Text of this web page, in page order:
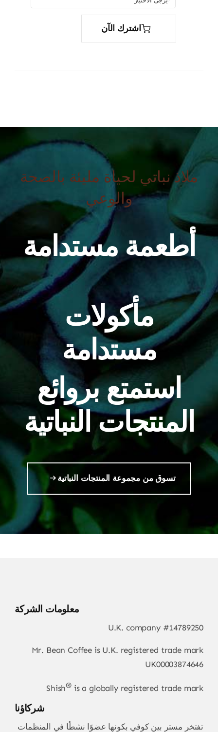
اشترك الآن
ملاذ نباتي لحياة مليئة بالصحة
والوعي
أطعمة مستدامة
مأكولات
مستدامة
استمتع بروائع
المنتجات النباتية
تسوق من مجموعة المنتجات النباتية
معلومات الشركة
U.K. company #14789250
Mr. Bean Coffee is U.K. registered trade mark
UK00003874646
Shish® is a globally registered trade mark
شركاؤنا
تفتخر مستر بين كوفي بكونها عضوًا نشطًا في المنظمات